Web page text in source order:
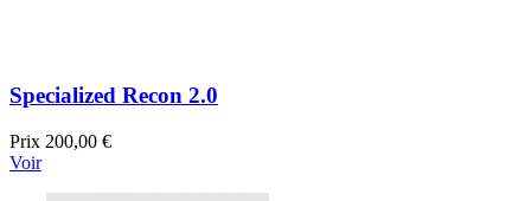
Specialized Recon 2.0
Prix 200,00 €
Voir